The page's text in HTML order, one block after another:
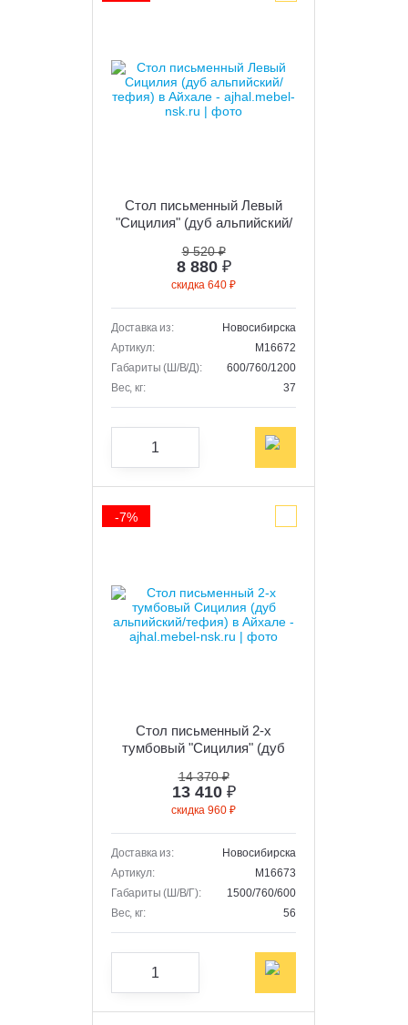
Стол письменный Левый
"Сицилия" (дуб альпийский/
9 520 ₽
8 880 ₽
скидка 640 ₽
Доставка из:
Новосибирска
Артикул:
M16672
Габариты (Ш/В/Д):
600/760/1200
Вес, кг:
37
Стол письменный 2-х
тумбовый "Сицилия" (дуб
14 370 ₽
13 410 ₽
скидка 960 ₽
Доставка из:
Новосибирска
Артикул:
M16673
Габариты (Ш/В/Г):
1500/760/600
Вес, кг:
56
-7%